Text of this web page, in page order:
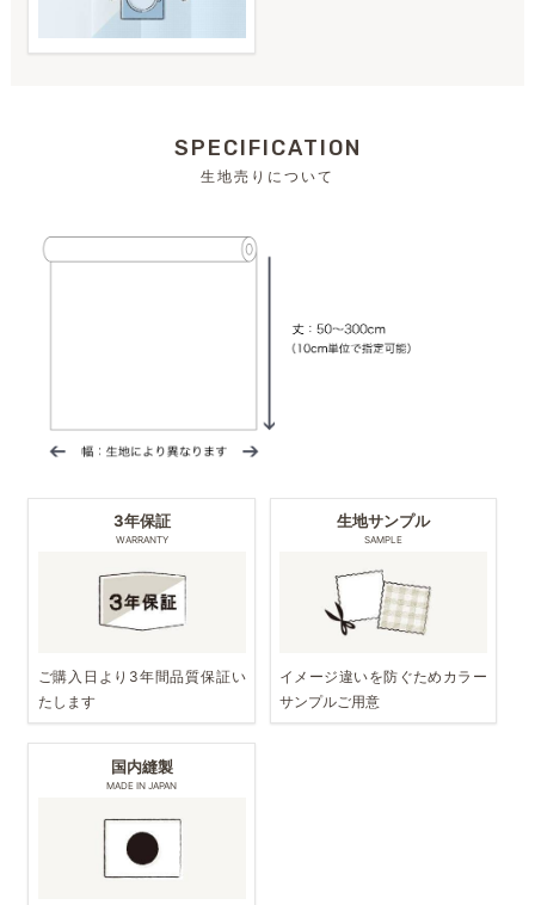
SPECIFICATION
生地売りについて
3年保証
WARRANTY
ご購入日より3年間品質保証い
たします
生地サンプル
SAMPLE
イメージ違いを防ぐためカラー
サンプルご用意
国内縫製
MADE IN JAPAN